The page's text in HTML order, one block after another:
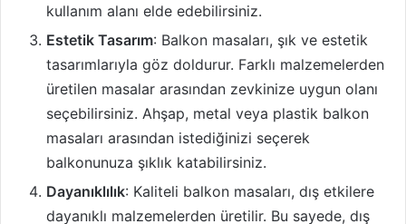
kullanım alanı elde edebilirsiniz.
Estetik Tasarım: Balkon masaları, şık ve estetik
tasarımlarıyla göz doldurur. Farklı malzemelerden
üretilen masalar arasından zevkinize uygun olanı
seçebilirsiniz. Ahşap, metal veya plastik balkon
masaları arasından istediğinizi seçerek
balkonunuza şıklık katabilirsiniz.
Dayanıklılık: Kaliteli balkon masaları, dış etkilere
dayanıklı malzemelerden üretilir. Bu sayede, dış